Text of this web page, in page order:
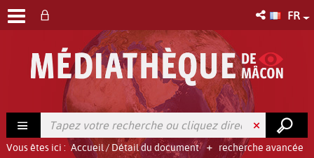
FR
recherche avancée
Vous êtes ici : Accueil/ Détail du document